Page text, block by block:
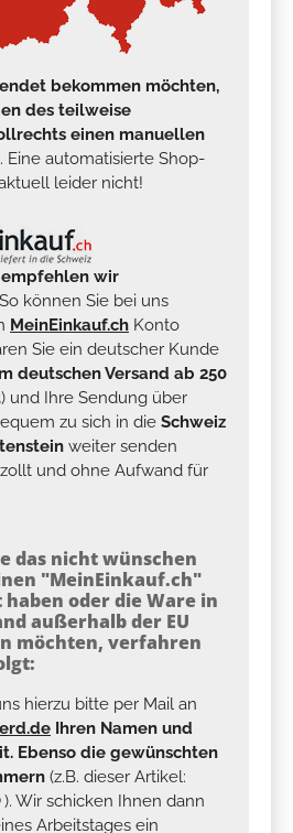
bekommen möchten,
des teilweise
einen manuellen
Eine automatisierte Shop-
leider nicht!
empfehlen wir
So können Sie bei uns
MeinEinkauf.ch Konto
Sie ein deutscher Kunde
deutschen Versand ab 250
) und Ihre Sendung über
zu sich in die Schweiz
weiter senden
und ohne Aufwand für
das nicht wünschen
"MeinEinkauf.ch"
oder die Ware in
außerhalb der EU
möchten, verfahren
hierzu bitte per Mail an
Ihren Namen und
Ebenso die gewünschten
(z.B. dieser Artikel:
). Wir schicken Ihnen dann
Arbeitstages ein